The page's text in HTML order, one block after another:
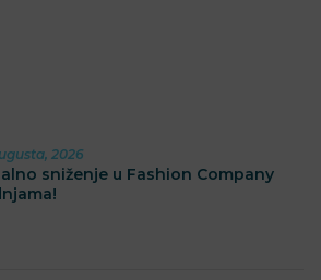
2026
sniženje u Fashion Company